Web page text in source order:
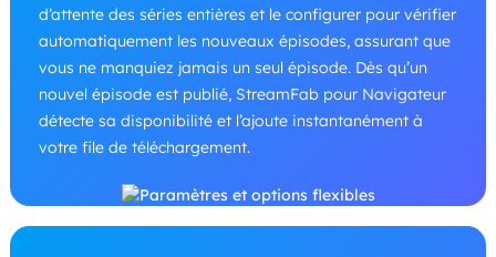
d’attente des séries entières et le configurer pour vérifier
automatiquement les nouveaux épisodes, assurant que
vous ne manquiez jamais un seul épisode. Dès qu’un
nouvel épisode est publié, StreamFab pour Navigateur
détecte sa disponibilité et l’ajoute instantanément à
votre file de téléchargement.